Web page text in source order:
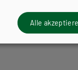
Alle